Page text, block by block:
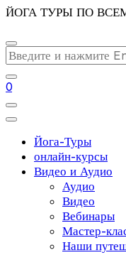
ЙОГА ТУРЫ ПО
Ищите
что-
то?
0
Йога-Туры
онлайн-курсы
Видео и Аудио
Аудио
Видео
Вебинары
Мастер-
Наши